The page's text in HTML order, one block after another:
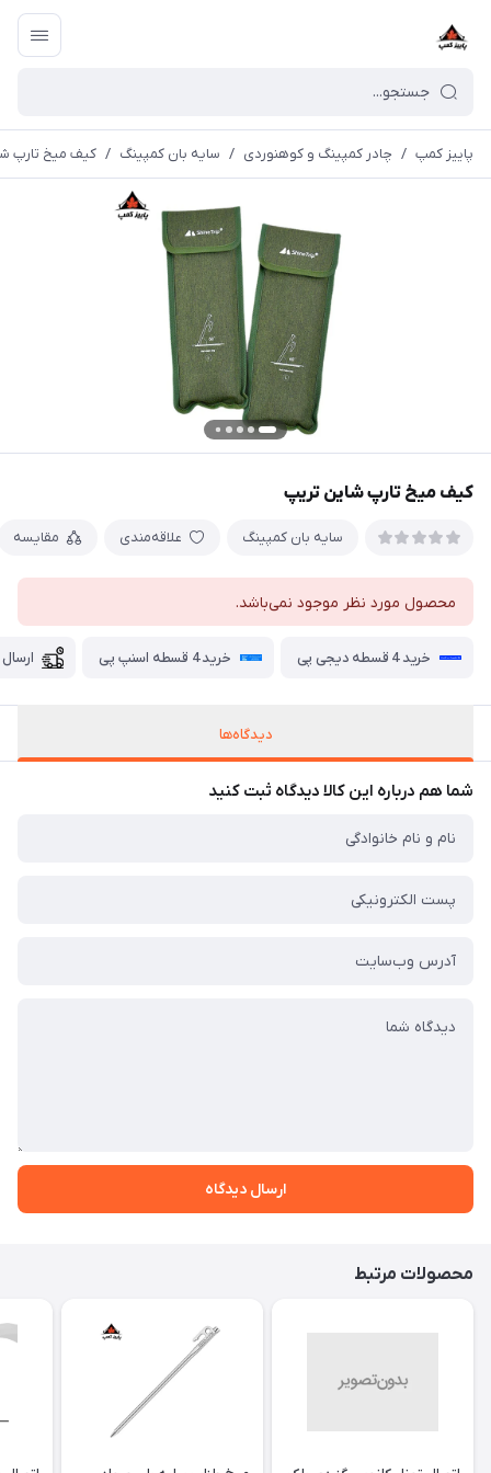
پاییز کمپ / چادر کمپینگ و کوهنوردی / سایه بان کمپینگ / کیف میخ تارپ
کیف میخ تارپ شاین تریپ
سایه بان کمپینگ علاقه‌مندی مقایسه
محصول مورد نظر موجود نمی‌باشد.
خرید 4 قسطه دیجی پی خرید 4 قسطه اسنپ پی
دیدگاه‌ها
شما هم درباره این کالا دیدگاه ثبت کنید
ارسال دیدگاه
محصولات مرتبط